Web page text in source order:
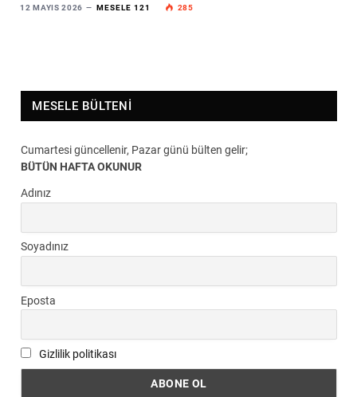
12 MAYIS 2026 MESELE 121 285
MESELE BÜLTENI
Cumartesi güncellenir, Pazar günü bülten gelir;
BÜTÜN HAFTA OKUNUR
Adınız
Soyadınız
Eposta
Gizlilik politikası